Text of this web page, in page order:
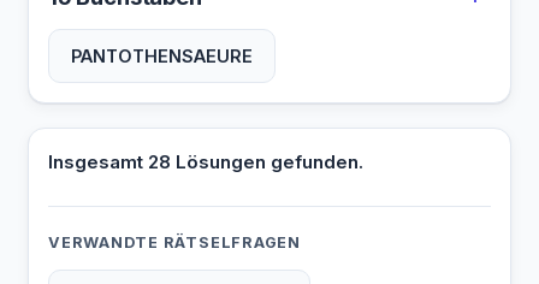
PANTOTHENSAEURE
Insgesamt 28 Lösungen gefunden.
VERWANDTE RÄTSELFRAGEN